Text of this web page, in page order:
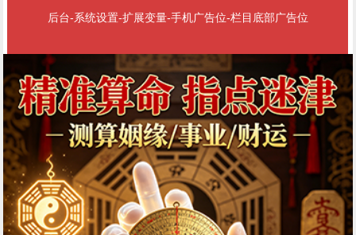
后台-系统设置-扩展变量-手机广告位-栏目底部广告位